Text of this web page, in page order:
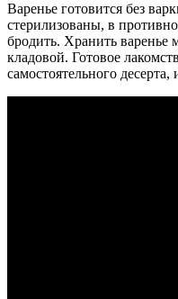
Варенье готовится без
стерилизованы, в
бродить. Хранить варенье
кладовой. Готовое
самостоятельного